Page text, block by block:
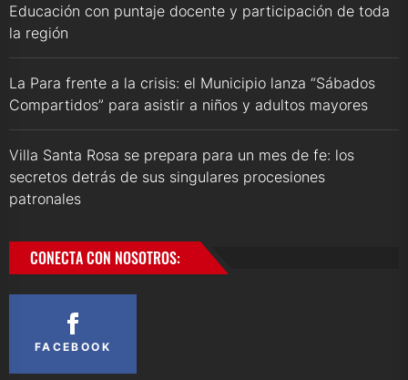
Educación con puntaje docente y participación de toda
la región
La Para frente a la crisis: el Municipio lanza “Sábados
Compartidos” para asistir a niños y adultos mayores
Villa Santa Rosa se prepara para un mes de fe: los
secretos detrás de sus singulares procesiones
patronales
CONECTA CON NOSOTROS:
FACEBOOK